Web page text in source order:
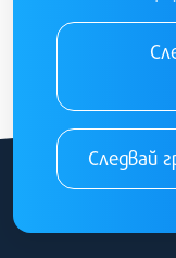
Следвай